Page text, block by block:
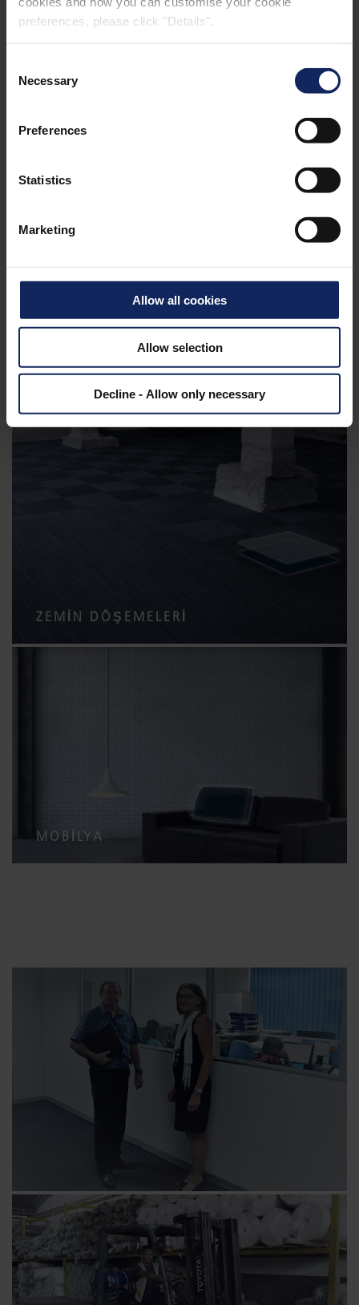
preferences, please click "Details".
Selection
Necessary
Preferences
Statistics
Marketing
Allow all cookies
Allow selection
Decline - Allow only necessary
YATAK TAKIMI
FILTRASYON
ZEMIN DÖŞEMELERI
MOBILYA